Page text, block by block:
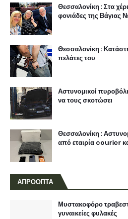
Θεσσαλονίκη : Στα
φονιάδες της Βάγιας
Θεσσαλονίκη :
πελάτες του
Αστυνομικοί
να τους σκοτώσει
Θεσσαλονίκη :
από εταιρία courier
ΑΠΡΟΟΠΤΑ
Μυστακοφόρο
γυναικείες φυλακές